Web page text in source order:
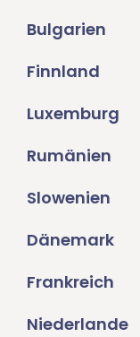
Bulgarien
Finnland
Luxemburg
Rumänien
Slowenien
Dänemark
Frankreich
Niederlande